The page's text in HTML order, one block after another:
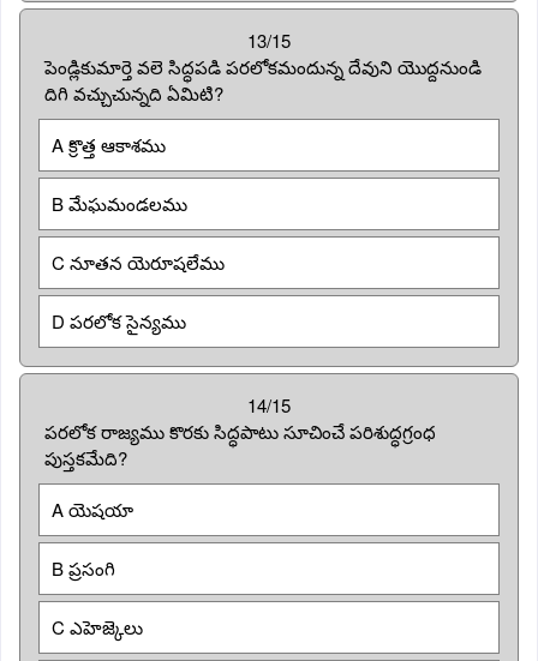
13/15
పెండ్లికుమార్తె వలె సిద్ధపడి పరలోకమందున్న దేవుని యొద్దనుండి
దిగి వచ్చుచున్నది ఏమిటి?
A క్రొత్త ఆకాశము
B మేఘమండలము
C నూతన యెరూషలేము
D పరలోక సైన్యము
14/15
పరలోక రాజ్యము కొరకు సిద్ధపాటు సూచించే పరిశుద్ధగ్రంధ
పుస్తకమేది?
A యెషయా
B ప్రసంగి
C ఎహెజ్కెలు